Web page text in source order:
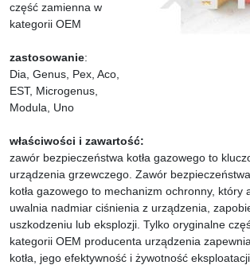
część zamienna w
kategorii OEM
zastosowanie:
Dia, Genus, Pex, Aco,
EST, Microgenus,
Modula, Uno
właściwości i zawartość:
zawór bezpieczeństwa kotła gazowego to
urządzenia grzewczego. Zawór
kotła gazowego to mechanizm ochronny, który
uwalnia nadmiar ciśnienia z urządzenia,
uszkodzeniu lub eksplozji. Tylko oryginalne
kategorii OEM producenta urządzenia
kotła, jego efektywność i żywotność eksploatacji.